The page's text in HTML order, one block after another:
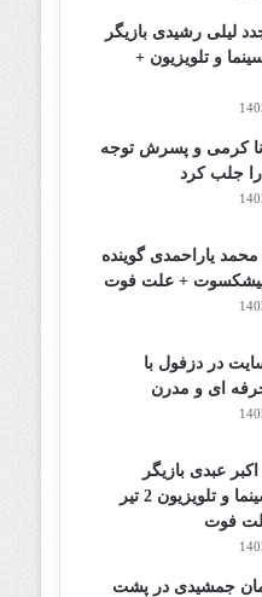
لیلی رشیدی بازیگر
و تلویزیون +
کرمی و پسرش توجه
جلب کرد
یاراحمدی گوینده
پیشکسوت + علت فوت
در دزفول با
ای و مدرن
عبدی بازیگر
محبوب سینما و تلویزیون 2 تیر
جمشیدی در پشت